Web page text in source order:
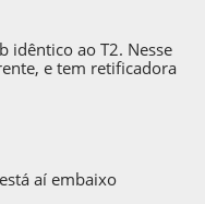
idêntico ao T2. Nesse
e tem retificadora
aí embaixo